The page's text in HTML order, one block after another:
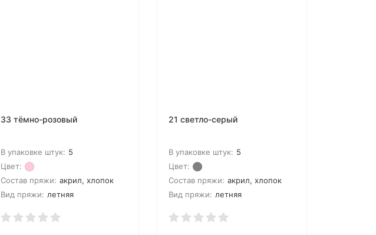
33 тёмно-розовый
В упаковке штук: 5
Цвет:
Состав пряжи: акрил, хлопок
Вид пряжи: летняя
21 светло-серый
В упаковке штук: 5
Цвет:
Состав пряжи: акрил, хлопок
Вид пряжи: летняя